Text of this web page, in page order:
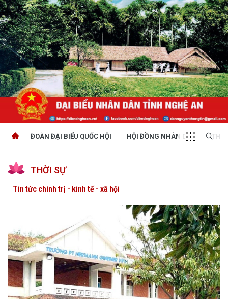
ĐOÀN ĐẠI BIỂU QUỐC HỘI HỘI ĐỒNG NHÂN DÂN
THỜI SỰ
Tin tức chính trị - kinh tế - xã hội